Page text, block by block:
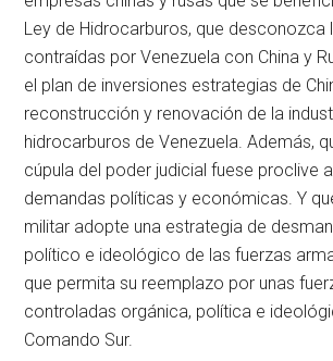
Ley de Hidrocarburos, que desconozca
contraídas por Venezuela con China y
el plan de inversiones estrategias de
reconstrucción y renovación de la
hidrocarburos de Venezuela. Además,
cúpula del poder judicial fuese proclive
demandas políticas y económicas. Y
militar adopte una estrategia de
político e ideológico de las fuerzas
que permita su reemplazo por unas
controladas orgánica, política e
Comando Sur.